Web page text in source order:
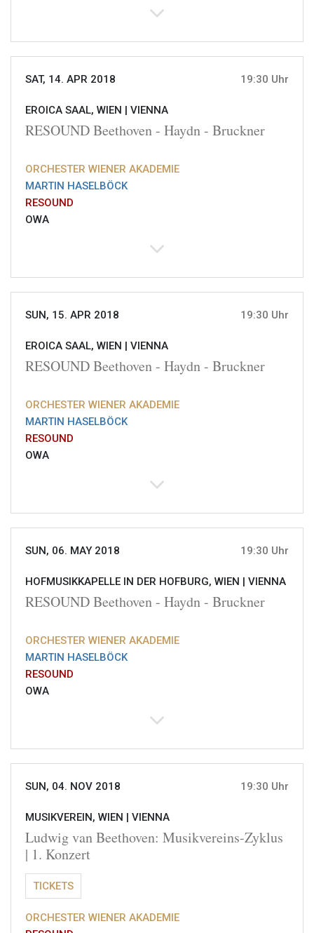
SAT, 14. APR 2018 19:30 Uhr
EROICA SAAL, WIEN | VIENNA
RESOUND Beethoven - Haydn - Bruckner
ORCHESTER WIENER AKADEMIE
MARTIN HASELBÖCK
RESOUND
OWA
SUN, 15. APR 2018 19:30 Uhr
EROICA SAAL, WIEN | VIENNA
RESOUND Beethoven - Haydn - Bruckner
ORCHESTER WIENER AKADEMIE
MARTIN HASELBÖCK
RESOUND
OWA
SUN, 06. MAY 2018 19:30 Uhr
HOFMUSIKKAPELLE IN DER HOFBURG, WIEN | VIENNA
RESOUND Beethoven - Haydn - Bruckner
ORCHESTER WIENER AKADEMIE
MARTIN HASELBÖCK
RESOUND
OWA
SUN, 04. NOV 2018 19:30 Uhr
MUSIKVEREIN, WIEN | VIENNA
Ludwig van Beethoven: Musikvereins-Zyklus
| 1. Konzert
TICKETS
ORCHESTER WIENER AKADEMIE